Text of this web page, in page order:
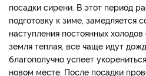
посадки сирени. В этот период
подготовку к зиме, замедляется
наступления постоянных
земля теплая, все чаще идут
благополучно успеет
новом месте. После посадки